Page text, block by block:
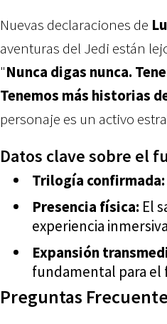
Nuevas declaraciones de
aventuras del Jedi están
"Nunca digas nunca.
Tenemos más historias
personaje es un activo
Datos clave sobre el
Trilogía confirmada:
Presencia física: El
experiencia
Expansión
fundamental para el
Preguntas